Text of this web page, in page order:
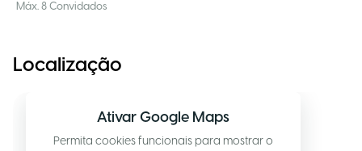
Máx. 8 Convidados
Localização
Ativar Google Maps
Permita cookies funcionais para mostrar o